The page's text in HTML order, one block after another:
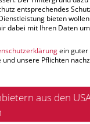
- WIEN,
Heizung-,
entsprechendes
bieten
dabei mit Ihren Daten
ein guter
unsere Pflichten
aus den